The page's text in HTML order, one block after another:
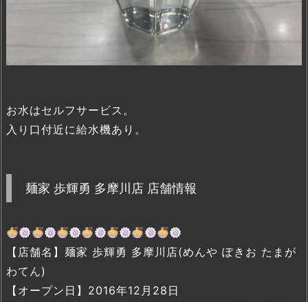
お水はセルフサービス。
入り口付近に給水機あり。
麺家 歩輝勇 多摩川店 店舗情報
【店舗名】麺家 歩輝勇 多摩川店(めんや ぽきお たまが
わてん)
【オープン日】2016年12月28日